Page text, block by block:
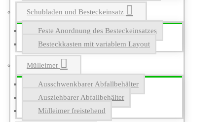
Schubladen und Besteckeinsatz
Feste Anordnung des Besteckeinsatzes
Besteckkasten mit variablem Layout
Mülleimer
Ausschwenkbarer Abfallbehälter
Ausziehbarer Abfallbehälter
Mülleimer freistehend